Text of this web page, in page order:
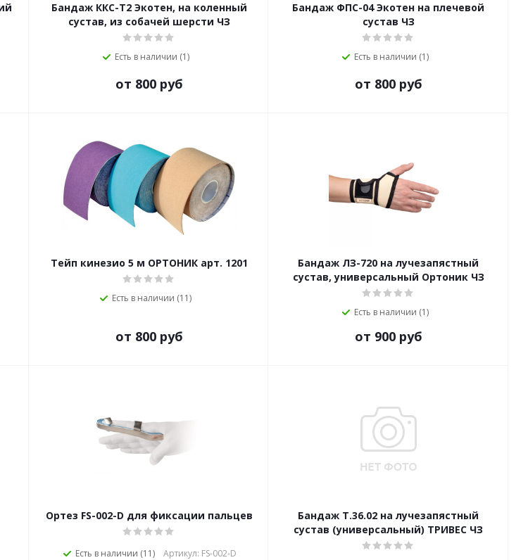
Бандаж ККС-Т2 Экотен, на коленный
сустав, из собачей шерсти ЧЗ
Есть в наличии (1)
от 800 руб
Бандаж ФПС-04 Экотен на плечевой
сустав ЧЗ
Есть в наличии (1)
от 800 руб
Тейп кинезио 5 м ОРТОНИК арт. 1201
Есть в наличии (11)
от 800 руб
Бандаж ЛЗ-720 на лучезапястный
сустав, универсальный Ортоник ЧЗ
Есть в наличии (1)
от 900 руб
Ортез FS-002-D для фиксации пальцев
Есть в наличии (11) Артикул: FS-002-D
Бандаж Т.36.02 на лучезапястный
сустав (универсальный) ТРИВЕС ЧЗ